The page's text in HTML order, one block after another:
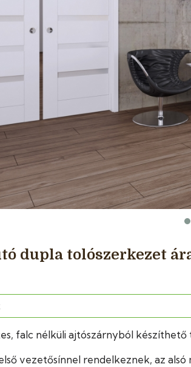
dupla tolószerkezet
falc nélküli ajtószárnyból
vezetősínnel rendelkeznek, az